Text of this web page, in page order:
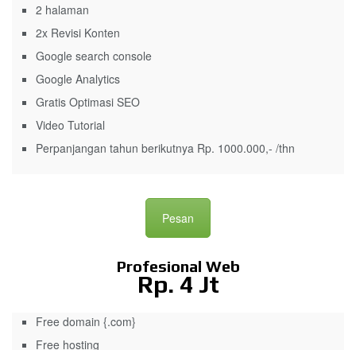
2 halaman
2x Revisi Konten
Google search console
Google Analytics
Gratis Optimasi SEO
Video Tutorial
Perpanjangan tahun berikutnya Rp. 1000.000,- /thn
Pesan
Profesional Web
Rp. 4 Jt
Free domain {.com}
Free hosting